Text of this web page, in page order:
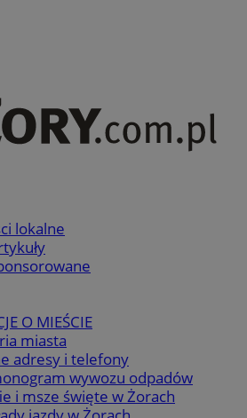
lokalne
O MIEŚCIE
miasta
adresy i telefony
wywozu odpadów
i msze święte w Żorach